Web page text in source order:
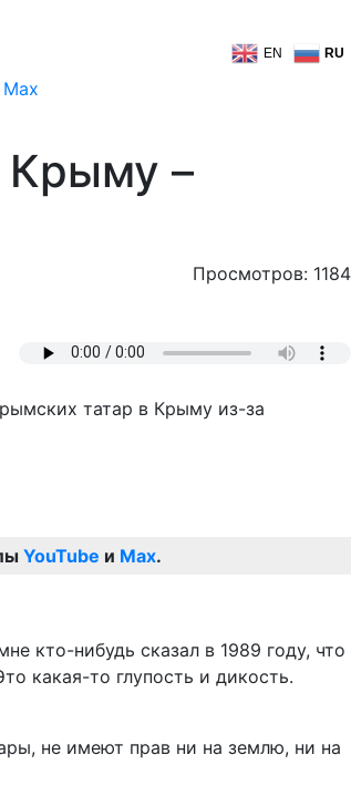
EN RU
Крыму –
Просмотров: 1184
татар в Крыму из-за
YouTube и Max.
кто-нибудь сказал в 1989 году, что
какая-то глупость и дикость.
не имеют прав ни на землю, ни на